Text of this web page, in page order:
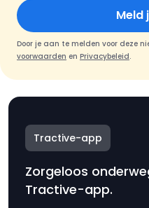
Meld
Door je aan te melden voor deze
voorwaarden en Privacybeleid.
Tractive-app
Zorgeloos
Tractive-app.